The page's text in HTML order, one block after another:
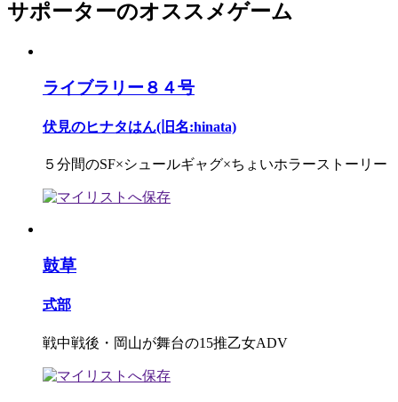
サポーターのオススメゲーム
ライブラリー８４号
伏見のヒナタはん(旧名:hinata)
５分間のSF×シュールギャグ×ちょいホラーストーリー
鼓草
式部
戦中戦後・岡山が舞台の15推乙女ADV